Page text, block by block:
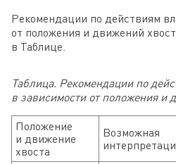
Рекомендации по действиям
от положения и движений
в Таблице.
Таблица. Рекомендации по
в зависимости от положения и
Положение
и движение
хвоста
Возможная